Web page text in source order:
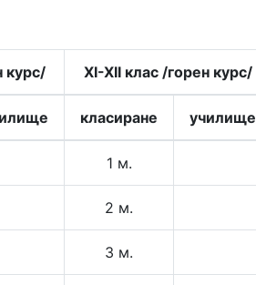
курс/ XI-XII клас /горен курс/
класиране училище
1 м.
2 м.
3 м.